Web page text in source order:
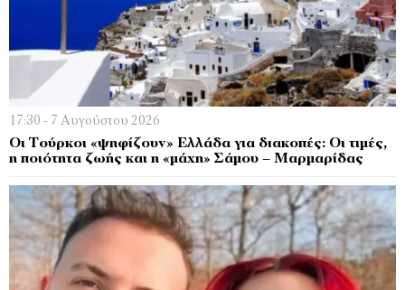
17:30 - 7 Αυγούστου 2026
Οι Τούρκοι «ψηφίζουν» Ελλάδα για διακοπές: Οι τιμές,
η ποιότητα ζωής και η «μάχη» Σάμου – Μαρμαρίδας